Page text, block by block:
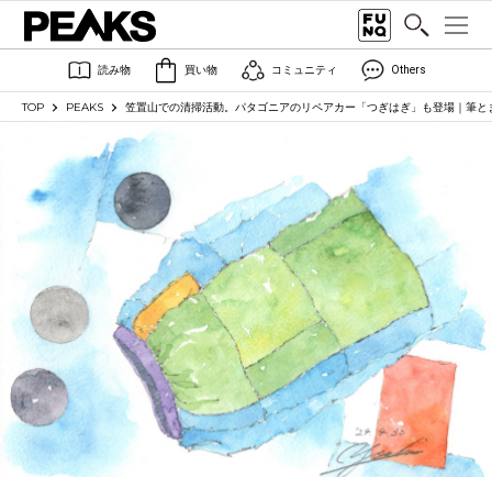
読み物 買い物 コミュニティ Others
TOP PEAKS 笠置山での清掃活動。パタゴニアのリペアカー「つぎはぎ」も登場｜筆と